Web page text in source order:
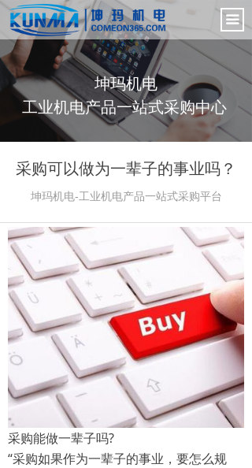
끀
首页
电气控制柜
新闻中心
产品展示
公司介绍
联系我们
坤玛机电
工业机电产品一站式采购中心
采购可以做为一辈子的事业吗？
采购能做一辈子吗?
“采购如果作为一辈子的事业，要怎么规
坤玛机电-工业机电产品一站式采购平台